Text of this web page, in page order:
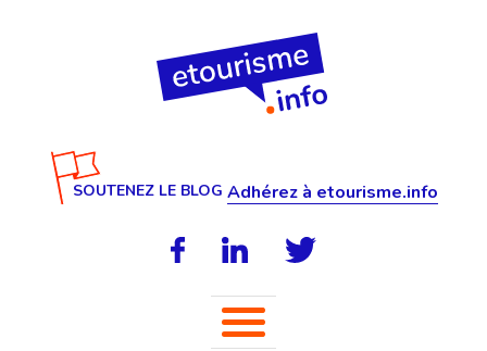
SOUTENEZ LE BLOG Adhérez à etourisme.info